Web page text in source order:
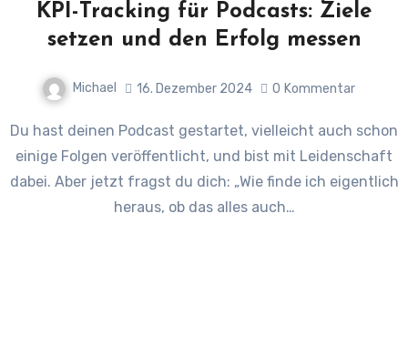
KPI-Tracking für Podcasts: Ziele
setzen und den Erfolg messen
Michael 16. Dezember 2024 0 Kommentar
Du hast deinen Podcast gestartet, vielleicht auch schon
einige Folgen veröffentlicht, und bist mit Leidenschaft
dabei. Aber jetzt fragst du dich: „Wie finde ich eigentlich
heraus, ob das alles auch…